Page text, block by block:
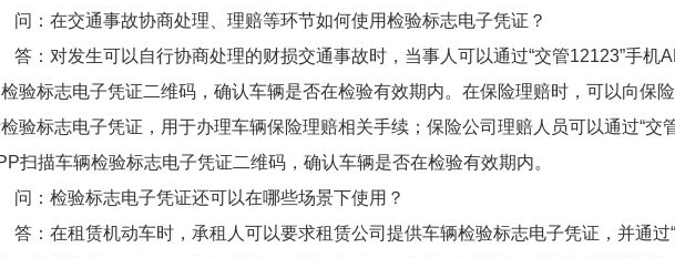
问：在交通事故协商处理、理赔等环节如何使用检验标志电子凭证？
答：对发生可以自行协商处理的财损交通事故时，当事人可以通过“交管12123”手机
验标志电子凭证二维码，确认车辆是否在检验有效期内。在保险理赔时，可以向保
验标志电子凭证，用于办理车辆保险理赔相关手续；保险公司理赔人员可以通过“交
扫描车辆检验标志电子凭证二维码，确认车辆是否在检验有效期内。
问：检验标志电子凭证还可以在哪些场景下使用？
答：在租赁机动车时，承租人可以要求租赁公司提供车辆检验标志电子凭证，并通过